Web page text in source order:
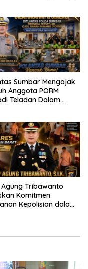
Sumbar Mengajak
Anggota PORM
Teladan Dalam
Keselamatan
Agung Tribawanto
Komitmen
Kepolisian dalam